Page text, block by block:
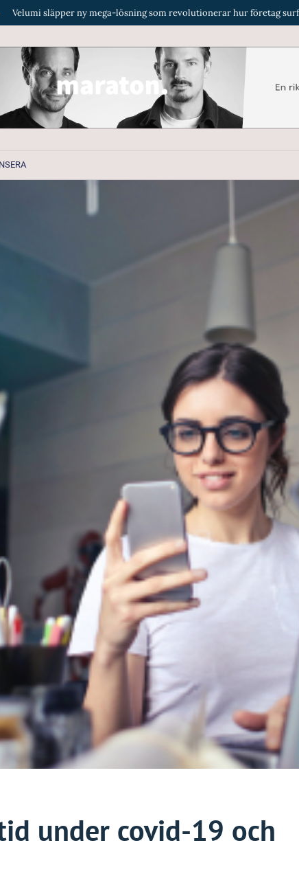
mega-lösning som revolutionerar hur företag surfas på i MetaVerse
under covid-19 och